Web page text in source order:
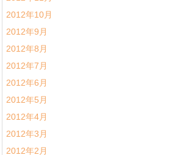
2012年10月
2012年9月
2012年8月
2012年7月
2012年6月
2012年5月
2012年4月
2012年3月
2012年2月